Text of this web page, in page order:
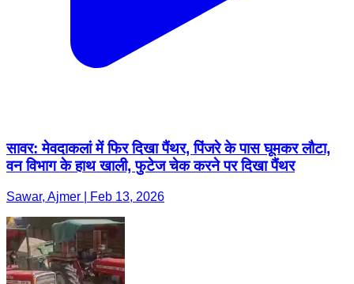
सावर: मेवदाकलां में फिर दिखा पैंथर, पिंजरे के पास घूमकर लौटा,
वन विभाग के हाथ खाली, फुटेज चेक करने पर दिखा पैंथर
Sawar, Ajmer | Feb 13, 2026